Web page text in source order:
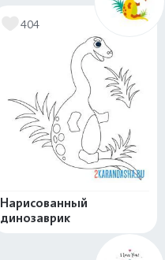
404
Нарисованный
динозаврик